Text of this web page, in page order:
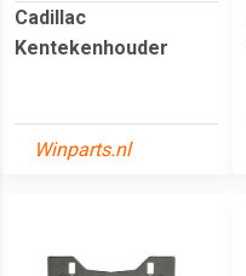
Cadillac
Kentekenhouder
Winparts.nl